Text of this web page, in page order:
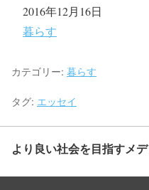
日付
2016年12月16日
関連理由
暮らす
カテゴリー: 暮らす
タグ: エッセイ
より良い社会を目指すメ